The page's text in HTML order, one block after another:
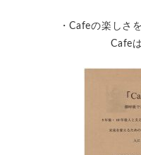
・Cafeの楽しさ
Cafe